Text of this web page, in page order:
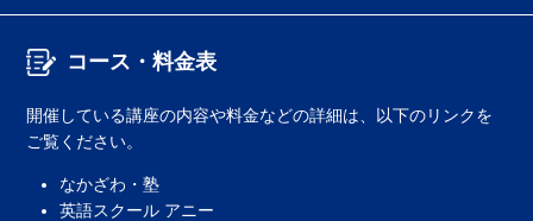
コース・料金表
開催している講座の内容や料金などの詳細は、以下のリンクを
ご覧ください。
なかざわ・塾
英語スクール アニー